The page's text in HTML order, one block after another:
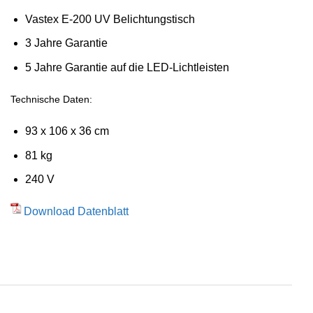
Vastex E-200 UV Belichtungstisch
3 Jahre Garantie
5 Jahre Garantie auf die LED-Lichtleisten
Technische Daten:
93 x 106 x 36 cm
81 kg
240 V
Download Datenblatt